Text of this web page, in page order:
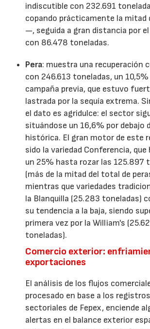
indiscutible con 232.691
copando prácticamente la mitad
—, seguida a gran distancia por el
con 86.478 toneladas.
Pera: muestra una recuperación
con 246.613 toneladas, un 10,5%
campaña previa, que estuvo
lastrada por la sequía extrema.
el dato es agridulce: el sector
situándose un 16,6% por debajo
histórica. El gran motor de este
sido la variedad Conferencia, que
un 25% hasta rozar las 125.897
(más de la mitad del total de
mientras que variedades
la Blanquilla (25.283 toneladas)
su tendencia a la baja, siendo
primera vez por la William's
toneladas).
Comercio exterior:
exportaciones
El análisis de los flujos
procesado en base a los registros
sectoriales de Fepex, enciende
alertas en el balance exterior